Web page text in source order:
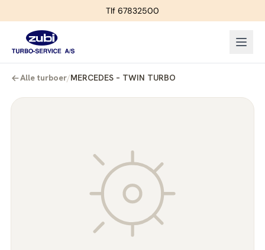
Tlf 67832500
Alle turboer/MERCEDES – TWIN TURBO